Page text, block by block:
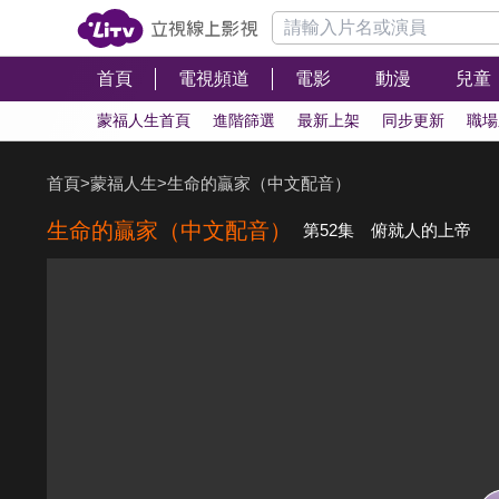
首頁 電視頻道 電影 動漫 兒童
蒙福人生首頁 進階篩選 最新上架 同步更新 職
首頁>蒙福人生>生命的贏家（中文配音）
生命的贏家（中文配音） 第52集 俯就人的上帝